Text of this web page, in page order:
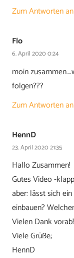
Zum Antworten
Flo
6. April 2020 0:24
moin
folgen???
Zum Antworten
HennD
23. April 2020 21:35
Hallo Zusammen!
Gutes Video -
aber: lässt sich
einbauen?
Vielen Dank vorab!
Viele Grüße;
HennD